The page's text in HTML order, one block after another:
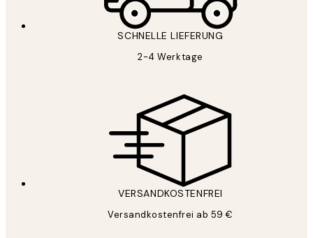
SCHNELLE LIEFERUNG
2-4 Werktage
VERSANDKOSTENFREI
Versandkostenfrei ab 59 €